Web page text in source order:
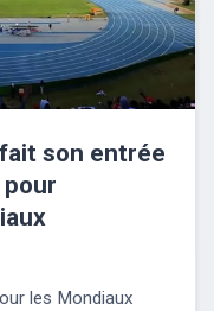
son entrée
les Mondiaux